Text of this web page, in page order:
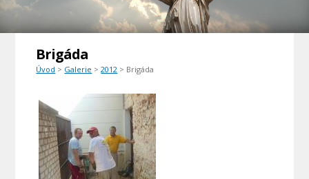
Brigáda
Úvod > Galerie >2012 > Brigáda